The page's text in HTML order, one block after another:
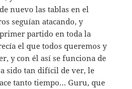
nuevo las tablas en el
seguían atacando, y
partido en toda la
el que todos queremos y
y con él así se funciona de
sido tan difícil de ver, le
tanto tiempo… Guru, que